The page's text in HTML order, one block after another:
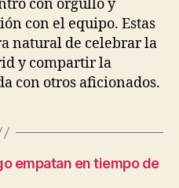
con orgullo y
con el equipo. Estas
natural de celebrar la
y compartir la
con otros aficionados.
empatan en tiempo de